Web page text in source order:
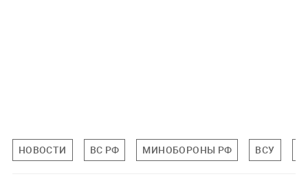
НОВОСТИ ВС РФ МИНОБОРОНЫ РФ ВСУ